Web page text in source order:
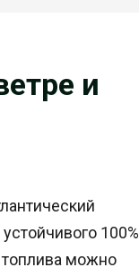
и
100%
топлива можно